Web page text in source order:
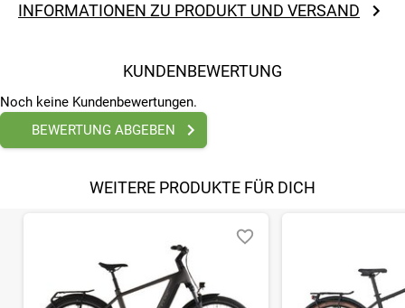
INFORMATIONEN ZU PRODUKT UND VERSAND
KUNDENBEWERTUNG
Noch keine Kundenbewertungen.
BEWERTUNG ABGEBEN
WEITERE PRODUKTE FÜR DICH